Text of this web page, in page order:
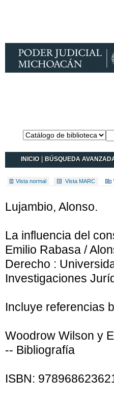
Catálogo en
línea Koha
INICIO|BÚSQUEDA
Vista normal Vista MARC
Lujambio, Alonso.
La influencia del
Emilio Rabasa /
Derecho :
Investigaciones
Incluye referencias
Woodrow Wilson y
-- Bibliografía
ISBN: